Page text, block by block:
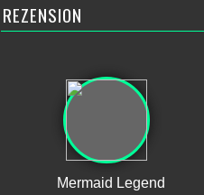
REZENSION
Mermaid Legend